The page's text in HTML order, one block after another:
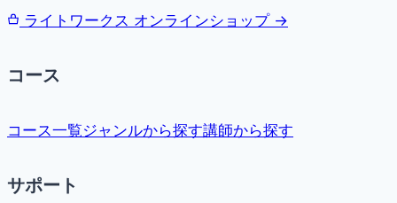
ライトワークス オンラインショップ →
コース
コース一覧ジャンルから探す講師から探す
サポート